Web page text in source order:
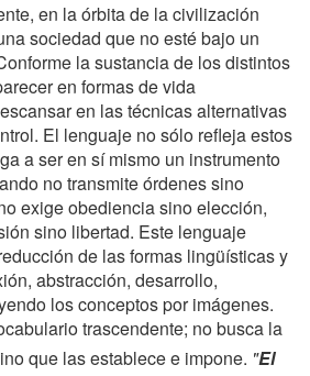
en la órbita de la civilización
sociedad que no esté bajo un
la sustancia de los distintos
en formas de vida
en las técnicas alternativas
El lenguaje no sólo refleja estos
a ser en sí mismo un instrumento
no transmite órdenes sino
exige obediencia sino elección,
sino libertad. Este lenguaje
de las formas lingüísticas y
abstracción, desarrollo,
los conceptos por imágenes.
trascendente; no busca la
que las establece e impone. "El